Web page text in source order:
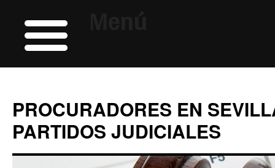
PROCURADORES EN
PARTIDOS JUDICIALES